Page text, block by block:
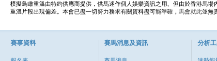
模擬鳥瞰重溫由特約供應商提供，供馬迷作個人娛樂資訊之用。但由於香港馬
重溫片段出現偏差。本會已盡一切努力務求有關資料盡可能準確，馬會就此並
賽事資料 賽馬消息及資訊 分析